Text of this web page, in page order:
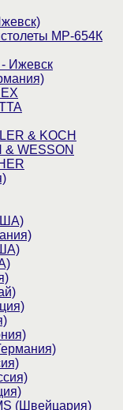
МР-654К
Ижевск
& KOCH
& WESSON
(Швейцария)